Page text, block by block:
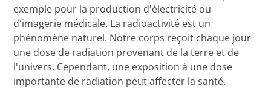
exemple pour la production d'électricité ou
d'imagerie médicale. La radioactivité est un
phénomène naturel. Notre corps reçoit chaque jour
une dose de radiation provenant de la terre et de
l'univers. Cependant, une exposition à une dose
importante de radiation peut affecter la santé.